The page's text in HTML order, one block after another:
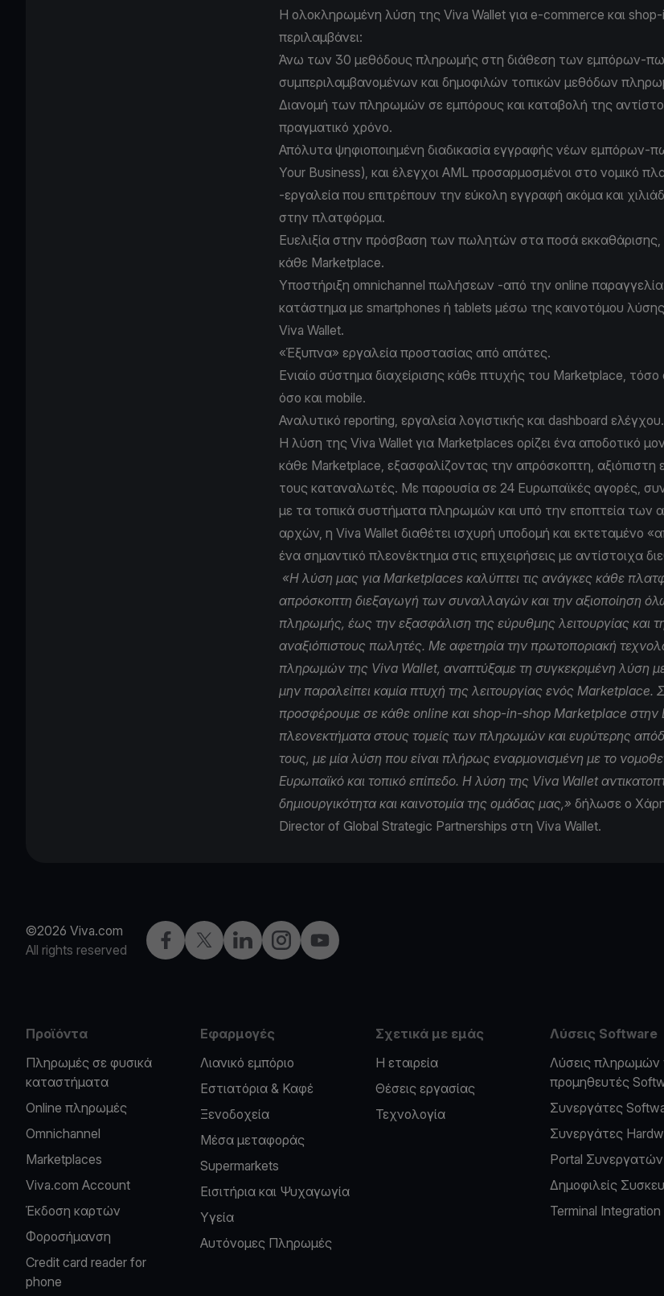
Η ολοκληρωμένη λύση της Viva Wallet για e-commerce και
περιλαμβάνει:
Άνω των 30 μεθόδους πληρωμής στη διάθεση των εμπόρων-
συμπεριλαμβανομένων και δημοφιλών τοπικών μεθόδων
Διανομή των πληρωμών σε εμπόρους και καταβολή της
πραγματικό χρόνο.
Απόλυτα ψηφιοποιημένη διαδικασία εγγραφής νέων
Your Business), και έλεγχοι AML προσαρμοσμένοι στο νομικό
-εργαλεία που επιτρέπουν την εύκολη εγγραφή ακόμα και
στην πλατφόρμα.
Ευελιξία στην πρόσβαση των πωλητών στα ποσά εκκαθάρισης,
κάθε Μarketplace.
Υποστήριξη omnichannel πωλήσεων -από την online
κατάστημα με smartphones ή tablets μέσω της καινοτόμου
Viva Wallet.
«Έξυπνα» εργαλεία προστασίας από απάτες.
Ενιαίο σύστημα διαχείρισης κάθε πτυχής του Μarketplace,
όσο και mobile.
Αναλυτικό reporting, εργαλεία λογιστικής και dashboard ελέγχου.
H λύση της Viva Wallet για Marketplaces ορίζει ένα αποδοτικό
κάθε Μarketplace, εξασφαλίζοντας την απρόσκοπτη, αξιόπιστη
τους καταναλωτές. Με παρουσία σε 24 Ευρωπαϊκές αγορές,
με τα τοπικά συστήματα πληρωμών και υπό την εποπτεία των
αρχών, η Viva Wallet διαθέτει ισχυρή υποδομή και εκτεταμένο
ένα σημαντικό πλεονέκτημα στις επιχειρήσεις με αντίστοιχα
«Η λύση μας για Μarketplaces καλύπτει τις ανάγκες κάθε
απρόσκοπτη διεξαγωγή των συναλλαγών και την αξιοποίηση
πληρωμής, έως την εξασφάλιση της εύρυθμης λειτουργίας και
αναξιόπιστους πωλητές. Με αφετηρία την πρωτοποριακή
πληρωμών της Viva Wallet, αναπτύξαμε τη συγκεκριμένη λύση
μην παραλείπει καμία πτυχή της λειτουργίας ενός Marketplace.
προσφέρουμε σε κάθε online και shop-in-shop Marketplace στην
πλεονεκτήματα στους τομείς των πληρωμών και ευρύτερης
τους, με μία λύση που είναι πλήρως εναρμονισμένη με το
Ευρωπαϊκό και τοπικό επίπεδο. Η λύση της Viva Wallet
δημιουργικότητα και καινοτομία της ομάδας μας,» δήλωσε ο
Director of Global Strategic Partnerships στη Viva Wallet.
©2026 Viva.com
All rights reserved
Facebook
X LinkedInInstagramYouTube
Προϊόντα
Πληρωμές σε φυσικά
καταστήματα
Online πληρωμές
Omnichannel
Marketplaces
Viva.com Account
Έκδοση καρτών
Φοροσήμανση
Credit card reader for
phone
Εφαρμογές
Λιανικό εμπόριο
Εστιατόρια & Καφέ
Ξενοδοχεία
Μέσα μεταφοράς
Supermarkets
Εισιτήρια και Ψυχαγωγία
Υγεία
Αυτόνομες Πληρωμές
Σχετικά με εμάς
Η εταιρεία
Θέσεις εργασίας
Τεχνολογία
Λύσεις Software
Λύσεις πληρωμών
προμηθευτές
Συνεργάτες
Συνεργάτες
Portal Συνεργατών
Δημοφιλείς
Terminal